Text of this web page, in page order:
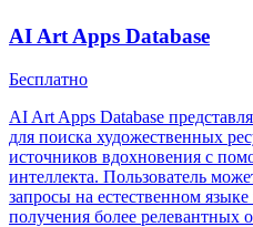
AI Art Apps Database
Бесплатно
AI Art Apps Database
для поиска художественных
источников вдохновения с
интеллекта. Пользователь
запросы на естественном
получения более релевантных